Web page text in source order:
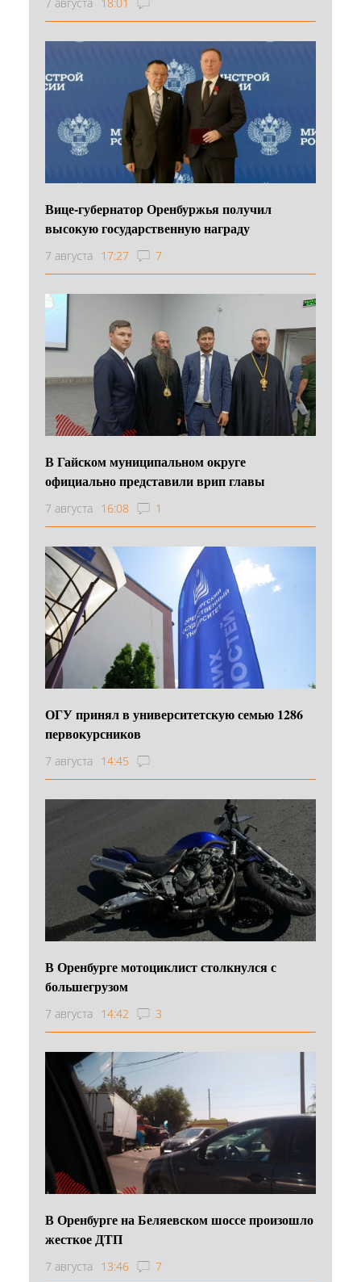
Вице-губернатор Оренбуржья получил
высокую государственную награду
7 августа 17:27 7
В Гайском муниципальном округе
официально представили врип главы
7 августа 16:08 1
ОГУ принял в университетскую семью 1286
первокурсников
7 августа 14:45
В Оренбурге мотоциклист столкнулся с
большегрузом
7 августа 14:42 3
В Оренбурге на Беляевском шоссе произошло
жесткое ДТП
7 августа 13:46 7